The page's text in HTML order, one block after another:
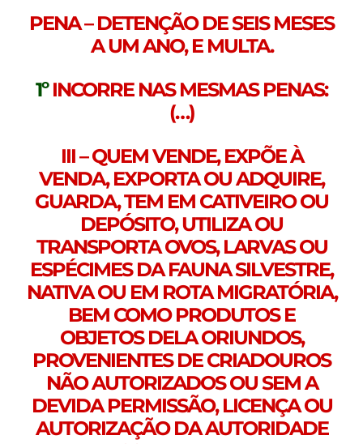
PENA – DETENÇÃO DE SEIS MESES
A UM ANO, E MULTA.
1ºINCORRE NAS MESMAS PENAS:
(…)
III – QUEM VENDE, EXPÕE À
VENDA, EXPORTA OU ADQUIRE,
GUARDA, TEM EM CATIVEIRO OU
DEPÓSITO, UTILIZA OU
TRANSPORTA OVOS, LARVAS OU
ESPÉCIMES DA FAUNA SILVESTRE,
NATIVA OU EM ROTA MIGRATÓRIA,
BEM COMO PRODUTOS E
OBJETOS DELA ORIUNDOS,
PROVENIENTES DE CRIADOUROS
NÃO AUTORIZADOS OU SEM A
DEVIDA PERMISSÃO, LICENÇA OU
AUTORIZAÇÃO DA AUTORIDADE